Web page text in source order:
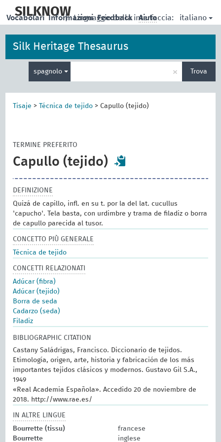
main
SILKNOW
| Linguaggio della interfaccia: italiano
Vocabolari Informazioni Feedback Aiuto
Silk Heritage Thesaurus
spagnolo
per
la
× Trova
Tisaje > Técnica de tejido > Capullo (tejido)
TERMINE PREFERITO
Capullo (tejido)
DEFINIZIONE
Quizá de capillo, infl. en su t. por la del lat. cucullus
'capucho'. Tela basta, con urdimbre y trama de filadiz o borra
de capullo parecida al tusor.
CONCETTO PIÙ GENERALE
Técnica de tejido
CONCETTI RELAZIONATI
Adúcar (fibra)
Adúcar (tejido)
Borra de seda
Cadarzo (seda)
Filadiz
BIBLIOGRAPHIC CITATION
Castany Saládrigas, Francisco. Diccionario de tejidos.
Etimología, origen, arte, historia y fabricación de los más
importantes tejidos clásicos y modernos. Gustavo Gil S.A.,
1949
«Real Academia Española». Accedido 20 de noviembre de
2018. http://www.rae.es/
IN ALTRE LINGUE
Bourrette (tissu)
francese
Bourrette
inglese